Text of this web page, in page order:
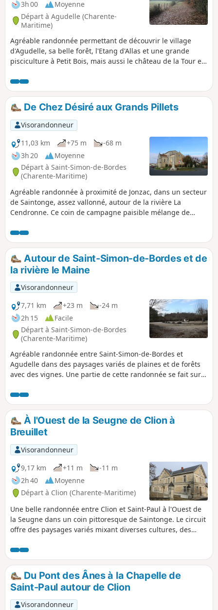
3h 00
Moyenne
Départ à Agudelle (Charente-
Maritime)
Agréable randonnée permettant de découvrir le village
d'Agudelle, sa belle forêt, l'Etang d'Allas et une grande
pisciculture à Petit Bois, mais aussi le château de la Tour et
vignes.L'itinéraire emprunte pour partie le GR®®360 ou
GRP®® de Saintonge (en début et en fin de randonnée).
De Chez Désiré aux Grands Pillets
Visorandonneur
11,03 km
+75 m
-68 m
3h 20
Moyenne
Départ à Saint-Simon-de-Bordes
(Charente-Maritime)
Agréable randonnée à proximité de Jonzac, dans un secteur
de Saintonge, assez vallonné, autour de la rivière La
Cendronne. Ce coin de campagne paisible mélange de
beaux paysages. Le circuit est, également, l'occasion de
découvrir de beaux exemples du patrimoine bâti.
Autour de Saint-Simon-de-Bordes et de
la rivière le Maine
Visorandonneur
7,71 km
+23 m
-24 m
2h 15
Facile
Départ à Saint-Simon-de-Bordes
(Charente-Maritime)
Agréable randonnée entre Saint-Simon-de-Bordes et
Agudelle dans des paysages variés de plaines et de forêts
avec des vignes. Une partie de cette randonnée se fait sur
À l'Ouest de la Seugne de Clion à
Breuillet
Visorandonneur
9,17 km
+11 m
-11 m
2h 40
Moyenne
Départ à Clion (Charente-Maritime)
Une belle randonnée entre Clion et Saint-Paul à l'Ouest de
la Seugne dans un coin pittoresque de Saintonge. Le circuit
offre des paysages variés mixant diverses cultures, des
de longer la Seugne, de voir une des sources qui
l'alimentent et du patrimoine bâti comme la Chapelle Saint-
Paul.Du Pont des Ânes à la Chapelle de
Saint-Paul autour de Clion
Visorandonneur